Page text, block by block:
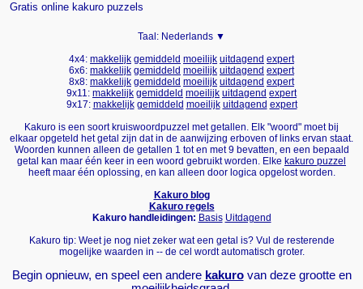
Gratis online kakuro puzzels
Taal: Nederlands ▼
4x4: makkelijk gemiddeld moeilijk uitdagend expert
6x6: makkelijk gemiddeld moeilijk uitdagend expert
8x8: makkelijk gemiddeld moeilijk uitdagend expert
9x11: makkelijk gemiddeld moeilijk uitdagend expert
9x17: makkelijk gemiddeld moeilijk uitdagend expert
Kakuro is een soort kruiswoordpuzzel met getallen. Elk "woord" moet bij
elkaar opgeteld het getal zijn dat in de aanwijzing erboven of links ervan staat.
Woorden kunnen alleen de getallen 1 tot en met 9 bevatten, en een bepaald
getal kan maar één keer in een woord gebruikt worden. Elke kakuro puzzel
heeft maar één oplossing, en kan alleen door logica opgelost worden.
Kakuro blog
Kakuro regels
Kakuro handleidingen: Basis Uitdagend
Kakuro tip: Weet je nog niet zeker wat een getal is? Vul de resterende
mogelijke waarden in -- de cel wordt automatisch groter.
Begin opnieuw, en speel een andere kakurovan deze grootte en